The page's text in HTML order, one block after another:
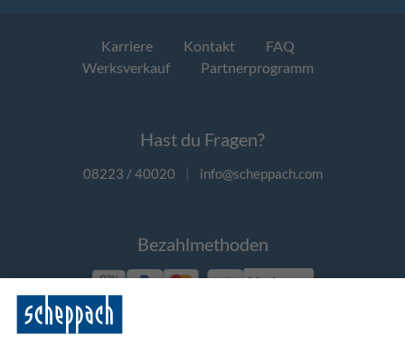
Karriere Kontakt
FAQ
Werksverkauf
Partnerprogramm
Hast du Fragen?
08223 / 40020 | info@scheppach.com
Bezahlmethoden
Vorkasse